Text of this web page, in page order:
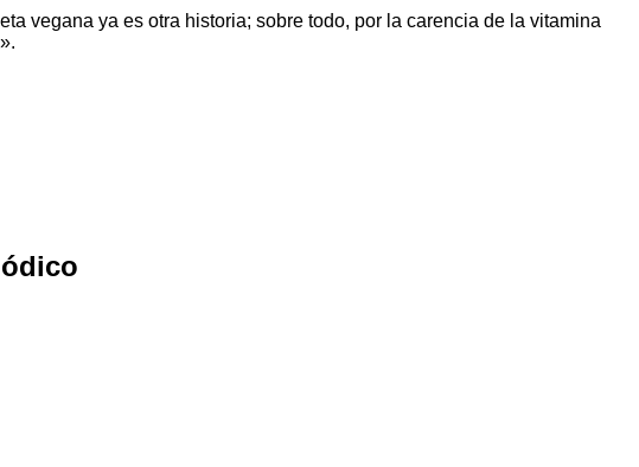
vegana ya es otra historia; sobre todo, por la carencia de la vitamina